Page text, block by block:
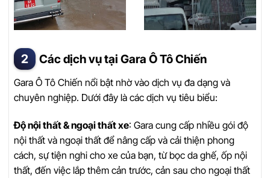
Các dịch vụ tại Gara Ô Tô Chiến
Gara Ô Tô Chiến nổi bật nhờ vào dịch vụ đa dạng và
chuyên nghiệp. Dưới đây là các dịch vụ tiêu biểu:
Độ nội thất & ngoại thất xe: Gara cung cấp nhiều gói độ
nội thất và ngoại thất để nâng cấp và cải thiện phong
cách, sự tiện nghi cho xe của bạn, từ bọc da ghế, ốp nội
thất, đến việc lắp thêm cản trước, cản sau cho ngoại thất